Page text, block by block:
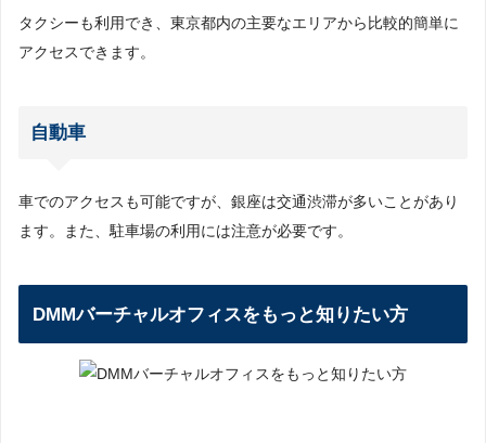
タクシーも利用でき、東京都内の主要なエリアから比較的簡単に
アクセスできます。
自動車
車でのアクセスも可能ですが、銀座は交通渋滞が多いことがあり
ます。また、駐車場の利用には注意が必要です。
DMMバーチャルオフィスをもっと知りたい方